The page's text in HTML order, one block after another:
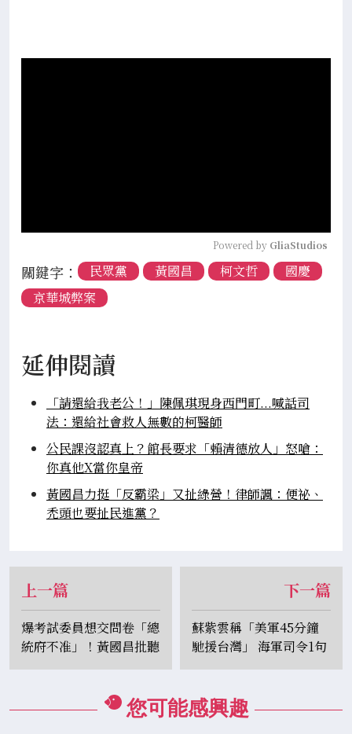
Powered by GliaStudios
關鍵字： 民眾黨 黃國昌 柯文哲
國慶
京華城弊案
延伸閱讀
「請還給我老公！」陳佩琪現身西門町...喊話司
法：還給社會救人無數的柯醫師
公民課沒認真上？館長要求「賴清德放人」怒嗆：
你真他X當你皇帝
黃國昌力挺「反霸梁」又扯綠營！律師諷：便祕、
禿頭也要扯民進黨？
上一篇
爆考試委員想交問卷「總
統府不准」！黃國昌批聽
命辦事：毫無獨立性
下一篇
蘇紫雲稱「美軍45分鐘
馳援台灣」 海軍司令1句
話打臉：中共可隨時封鎖
您可能感興趣